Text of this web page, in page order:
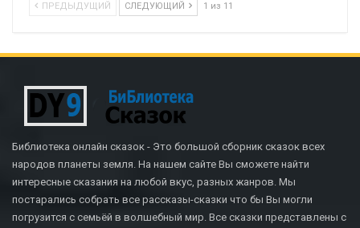
ПРЕДЫДУЩИЙ СЛЕДУЮЩИЙ 1 из 11
Библиотека онлайн сказок - Это большой сборник сказок всех
народов планеты земля. На нашем сайте Вы сможете найти
интересные сказания на любой вкус, разных жанров. Мы
постарались собрать все рассказы-сказки что бы Вы могли
погрузится с семьёй в волшебный мир. Все сказки представлены с